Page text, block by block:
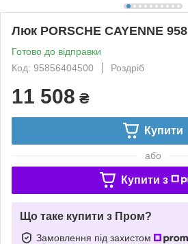
Люк PORSCHE CAYENNE
Готово до відправки
Код: 95856404500
Роздріб
11 508 ₴
Купити
або
Купити з
Що таке купити з Пром?
Замовлення під захистом